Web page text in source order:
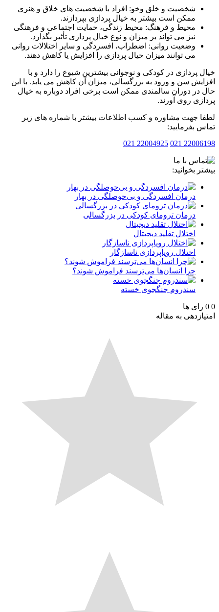
شخصیت و خلق وخو: افراد با شخصیت های خلاق و هنری
ممکن است بیشتر به خیال پردازی بپردازند.
محیط و فرهنگ: محیط زندگی، حمایت اجتماعی و فرهنگی
نیز می تواند بر میزان و نوع خیال پردازی تأثیر بگذارد.
وضعیت روانی: اضطراب، افسردگی و سایر اختلالات روانی
می توانند میزان خیال پردازی را افزایش یا کاهش دهند.
پردازی در کودکی و نوجوانی بیشترین شیوع را دارد و با
سن و ورود به بزرگسالی، میزان آن کاهش می یابد. با این
در دوران سالمندی ممکن است برخی افراد دوباره به خیال
روی آورند.
جهت مشاوره و کسب اطلاعات بیشتر با شماره های زیر
بفرمایید:
22004925 021
بخوانید:
درمان افسردگی و بی‌حوصلگی در بهار
درمان ترومای کودکی در بزرگسالی
اختلال تقلید دیجیتال
اختلال رویاپردازی ناسازگار
چرا انسان‌ها می‌ترسند فراموش شوند؟
سندروم جنگجوی خسته
رای ها
به مقاله